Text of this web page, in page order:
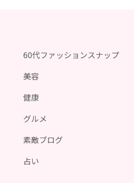
60代ファッションスナップ
美容
健康
グルメ
素敵ブログ
占い